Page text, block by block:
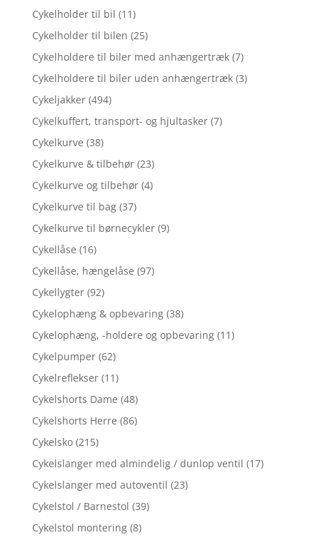
Cykelholder til bil (11)
Cykelholder til bilen (25)
Cykelholdere til biler med anhængertræk (7)
Cykelholdere til biler uden anhængertræk (3)
Cykeljakker (494)
Cykelkuffert, transport- og hjultasker (7)
Cykelkurve (38)
Cykelkurve & tilbehør (23)
Cykelkurve og tilbehør (4)
Cykelkurve til bag (37)
Cykelkurve til børnecykler (9)
Cykellåse (16)
Cykellåse, hængelåse (97)
Cykellygter (92)
Cykelophæng & opbevaring (38)
Cykelophæng, -holdere og opbevaring (11)
Cykelpumper (62)
Cykelreflekser (11)
Cykelshorts Dame (48)
Cykelshorts Herre (86)
Cykelsko (215)
Cykelslanger med almindelig / dunlop ventil (17)
Cykelslanger med autoventil (23)
Cykelstol / Barnestol (39)
Cykelstol montering (8)